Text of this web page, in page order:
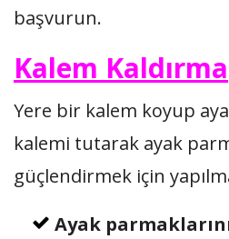
başvurun.
Kalem Kaldırma
Yere bir kalem koyup
kalemi tutarak ayak
güçlendirmek için
Ayak